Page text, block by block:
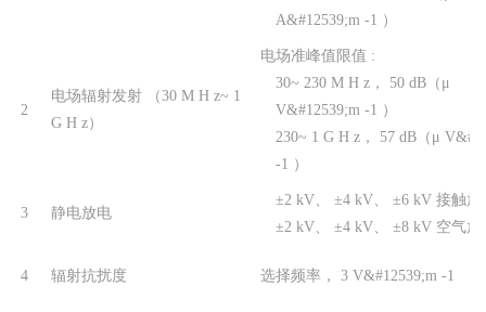
A&#12539;m -1 ）
2
电场辐射发射 （30 M H z~ 1
G H z）
电场准峰值限值 :
30~ 230 M H z， 50 dB（μ
V&#12539;m -1 ）
230~ 1 G H z， 57 dB（μ
-1 ）
3 静电放电
±2 kV、 ±4 kV、 ±6 kV 接触放
±2 kV、 ±4 kV、 ±8 kV 空气放
4 辐射抗扰度 选择频率， 3 V&#12539;m -1